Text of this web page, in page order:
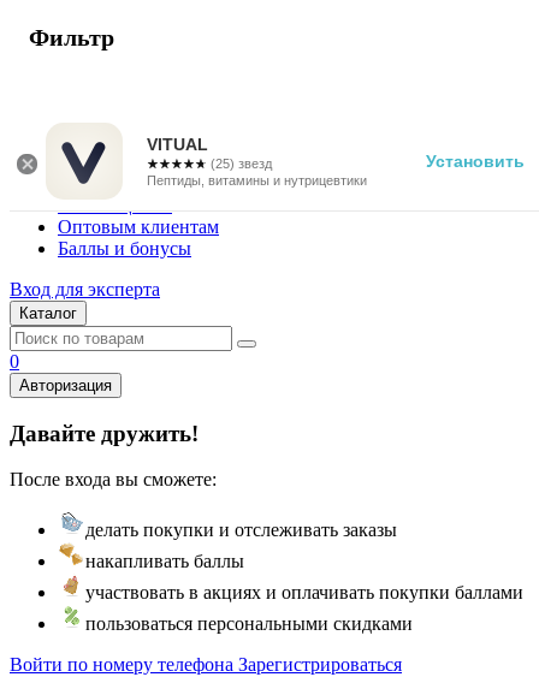
VITUAL
☆☆☆☆☆
★★★★★ (25) звезд
Пептиды, витамины и нутрицевтики
Установить
г. Москва
Vitual Peptide
+7 (800) 101-13-25
Специалистам
Поставщикам
Оптовым клиентам
Баллы и бонусы
Вход для эксперта
Каталог
0
Авторизация
Давайте дружить!
После входа вы сможете:
делать покупки и отслеживать заказы
накапливать баллы
участвовать в акциях и оплачивать покупки баллами
пользоваться персональными скидками
Войти по номеру телефона Зарегистрироваться
Фильтр